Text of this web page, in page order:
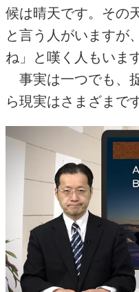
候は晴天です。その
と言う人がいますが
ね」と嘆く人もいます
事実は一つでも、
ら現実はさまざまで